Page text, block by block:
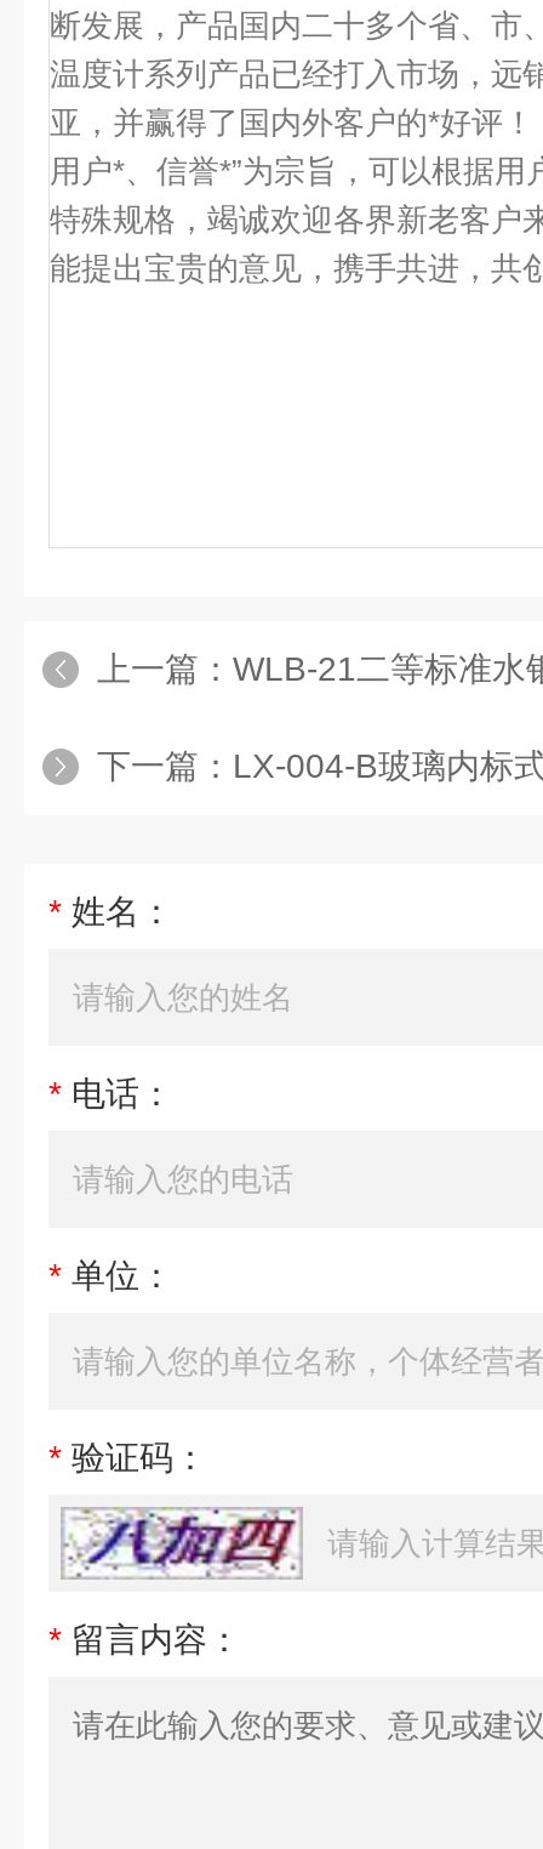
断发展，产品国内二十多个省、市
温度计系列产品已经打入市场，远
亚，并赢得了国内外客户的*好评！
用户*、信誉*”为宗旨，可以根据
特殊规格，竭诚欢迎各界新老客户
能提出宝贵的意见，携手共进，共
上一篇： WLB-21二等标准水银温度计
下一篇： LX-004-B玻璃内标
* 姓名：
* 电话：
* 单位：
* 验证码：
* 留言内容：